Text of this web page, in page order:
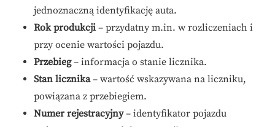
jednoznaczną identyfikację auta.
Rok produkcji – przydatny m.in. w rozliczeniach i
przy ocenie wartości pojazdu.
Przebieg– informacja o stanie licznika.
Stan licznika– wartość wskazywana na liczniku,
powiązana z przebiegiem.
Numer rejestracyjny– identyfikator pojazdu